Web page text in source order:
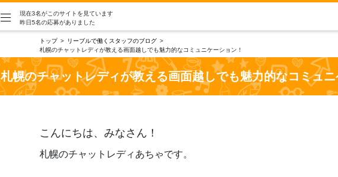
現在3名がこのサイトを見ています
昨日5名の応募がありました
トップ
リーブルで働くスタッフのブログ
札幌のチャットレディが教える画面越しでも魅力的なコミュニケーション！
札幌のチャットレディが教える画面越しでも魅力的なコミュ
こんにちは、みなさん！
札幌のチャットレディあちゃです。